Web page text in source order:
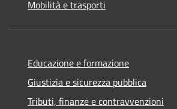
Mobilità e trasporti
Educazione e formazione
Giustizia e sicurezza pubblica
Tributi, finanze e contravvenzioni